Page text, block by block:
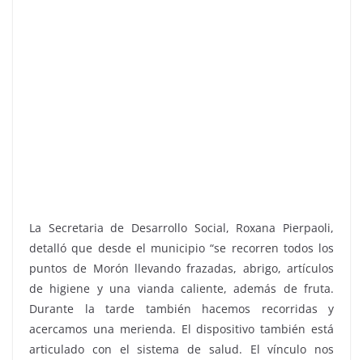
La Secretaria de Desarrollo Social, Roxana Pierpaoli,
detalló que desde el municipio “se recorren todos los
puntos de Morón llevando frazadas, abrigo, artículos
de higiene y una vianda caliente, además de fruta.
Durante la tarde también hacemos recorridas y
acercamos una merienda. El dispositivo también está
articulado con el sistema de salud. El vínculo nos